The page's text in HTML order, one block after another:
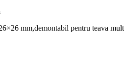
mm,demontabil pentru teava